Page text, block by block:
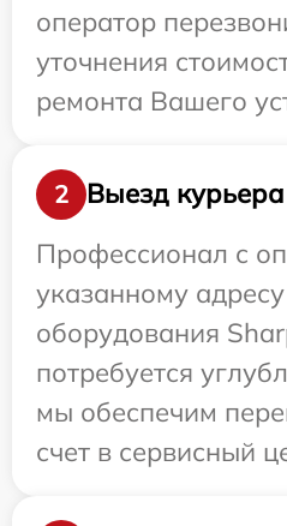
оператор
уточнения
ремонта Вашего
2
Выезд
Профессионал с
указанному
оборудования
потребуется
мы обеспечим
счет в сервисный